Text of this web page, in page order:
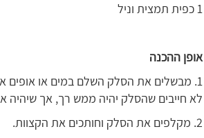
1 כפית תמצית וניל
אופן ההכנה
1. מבשלים את הסלק השלם במים או אופים
לא חייבים שהסלק יהיה ממש רך, אך שיהיה
2. מקלפים את הסלק וחותכים את הקצוות.